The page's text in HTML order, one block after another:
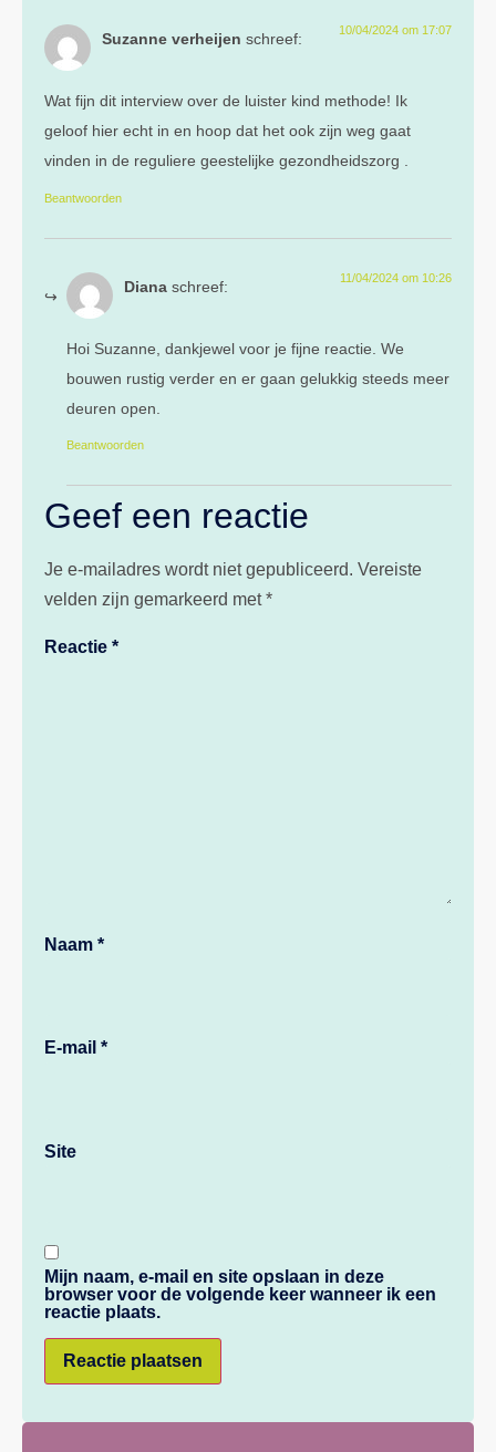
Suzanne verheijen schreef: 10/04/2024 om 17:07
Wat fijn dit interview over de luister kind methode! Ik
geloof hier echt in en hoop dat het ook zijn weg gaat
vinden in de reguliere geestelijke gezondheidszorg .
Beantwoorden
Diana schreef: 11/04/2024 om 10:26
Hoi Suzanne, dankjewel voor je fijne reactie. We
bouwen rustig verder en er gaan gelukkig steeds meer
deuren open.
Beantwoorden
Geef een reactie
Je e-mailadres wordt niet gepubliceerd. Vereiste
velden zijn gemarkeerd met*
Reactie *
Naam *
E-mail *
Site
Mijn naam, e-mail en site opslaan in deze
browser voor de volgende keer wanneer ik een
reactie plaats.